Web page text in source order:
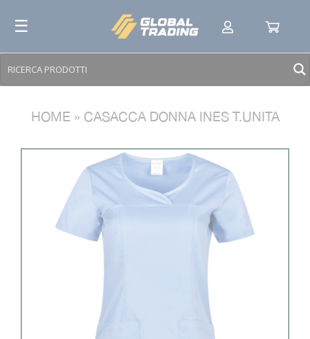
content
☰
HOME » CASACCA DONNA INES T.UNITA